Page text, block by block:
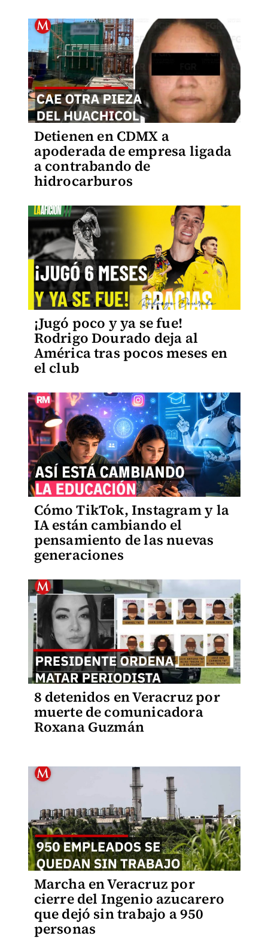
Detienen en CDMX a
apoderada de empresa ligada
a contrabando de
hidrocarburos
¡Jugó poco y ya se fue!
Rodrigo Dourado deja al
América tras pocos meses en
el club
Cómo TikTok, Instagram y la
IA están cambiando el
pensamiento de las nuevas
generaciones
8 detenidos en Veracruz por
muerte de comunicadora
Roxana Guzmán
Marcha en Veracruz por
cierre del Ingenio azucarero
que dejó sin trabajo a 950
personas